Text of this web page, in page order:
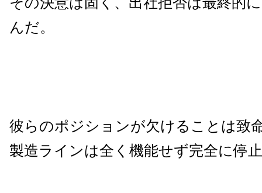
んだ。
彼らのポジションが欠けることは致
製造ラインは全く機能せず完全に停